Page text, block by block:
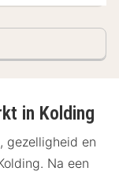
in Kolding
gezelligheid en
Na een